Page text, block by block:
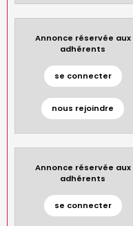
Annonce réservée aux
adhérents
se connecter
nous rejoindre
Annonce réservée aux
adhérents
se connecter